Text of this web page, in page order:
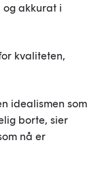
og akkurat i
kvaliteten,
idealismen som
borte, sier
nå er